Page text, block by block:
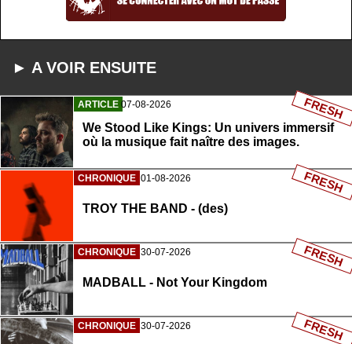
► A VOIR ENSUITE
ARTICLE 07-08-2026
We Stood Like Kings: Un univers immersif
où la musique fait naître des images.
FRESH
CHRONIQUE 01-08-2026
TROY THE BAND - (des)
FRESH
CHRONIQUE 30-07-2026
MADBALL - Not Your Kingdom
FRESH
CHRONIQUE 30-07-2026 FRESH